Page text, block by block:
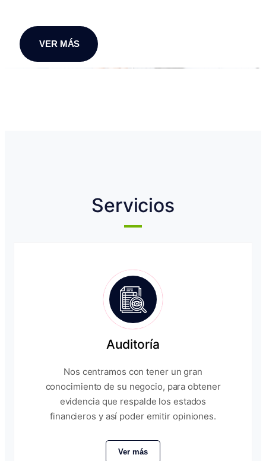
VER MÁS
Servicios
Auditoría
Nos centramos con tener un gran
conocimiento de su negocio, para obtener
evidencia que respalde los estados
financieros y así poder emitir opiniones.
Ver más